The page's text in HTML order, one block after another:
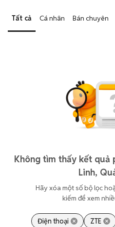
Tất cả Cá nhân Bán chuyên
Không tìm thấy kết quả
Linh,
Hãy xóa một số bộ lọc
kiếm để xem
Điện thoại ZTE